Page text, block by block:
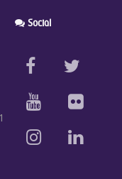
Social